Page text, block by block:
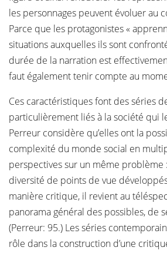
les personnages peuvent évoluer au
Parce que les protagonistes «
situations auxquelles ils sont
durée de la narration est
faut également tenir compte au
Ces caractéristiques font des séries
particulièrement liés à la société qui
Perreur considère qu’elles ont la
complexité du monde social en
perspectives sur un même problème
diversité de points de vue
manière critique, il revient au
panorama général des possibles, de
(Perreur: 95.) Les séries
rôle dans la construction d’une